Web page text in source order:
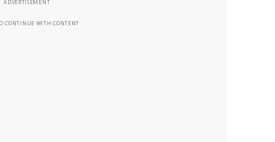
ADVERTISEMENT
CONTINUE WITH CONTENT